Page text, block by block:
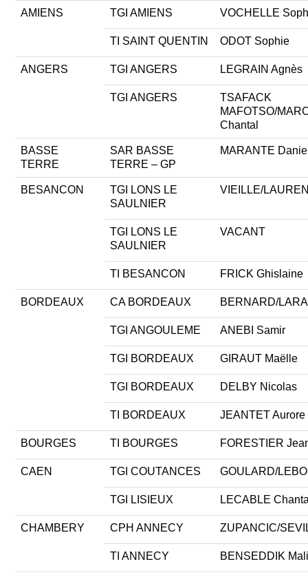
AMIENS TGI AMIENS VOCHELLE
TI SAINT QUENTIN ODOT Sophie
ANGERS TGI ANGERS LEGRAIN Agnès
TGI ANGERS
TSAFACK
MAFOTSO/
Chantal
BASSE
TERRE
SAR BASSE
TERRE – GP
MARANTE
BESANCON
TGI LONS LE
SAULNIER
VIEILLE/
TGI LONS LE
SAULNIER
VACANT
TI BESANCON FRICK Ghislaine
BORDEAUX CA BORDEAUX BERNARD/
TGI ANGOULEME ANEBI Samir
TGI BORDEAUX GIRAUT Maëlle
TGI BORDEAUX DELBY Nicolas
TI BORDEAUX JEANTET Aurore
BOURGES TI BOURGES FORESTIER
CAEN TGI COUTANCES GOULARD/
TGI LISIEUX LECABLE
CHAMBERY CPH ANNECY ZUPANCIC/
TI ANNECY BENSEDDIK